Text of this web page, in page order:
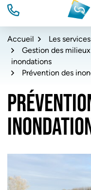
navigation
de TÉL.
Accueil Les services
Gestion des
inondations
Prévention des